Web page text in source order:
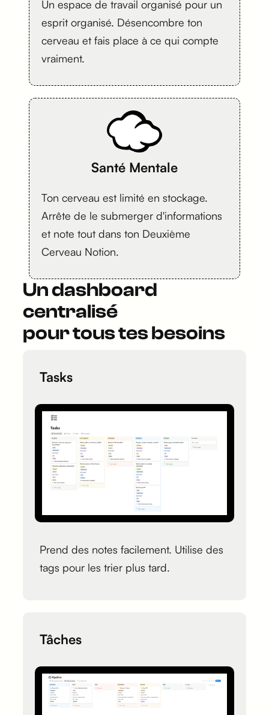
Un espace de travail organisé pour un
esprit organisé. Désencombre ton
cerveau et fais place à ce qui compte
vraiment.
Santé Mentale
Ton cerveau est limité en stockage.
Arrête de le submerger d'informations
et note tout dans ton Deuxième
Cerveau Notion.
Un dashboard
centralisé
pour tous tes besoins
Tasks
Prend des notes facilement. Utilise des
tags pour les trier plus tard.
Tâches